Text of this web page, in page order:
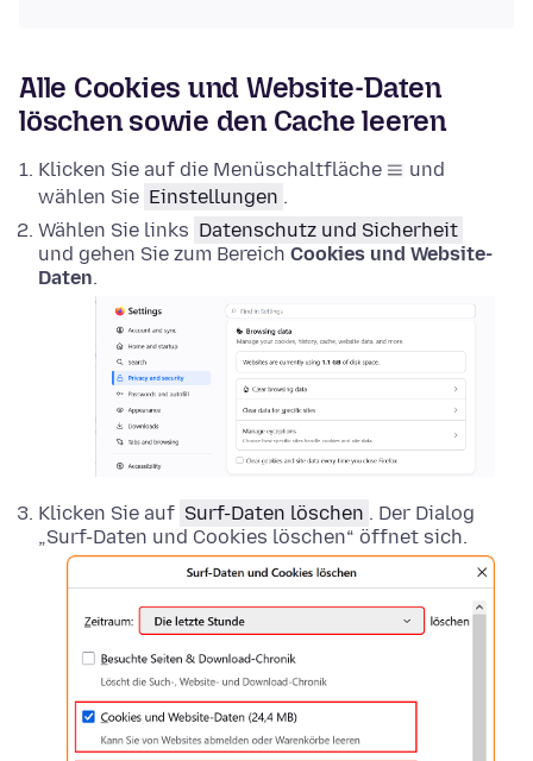
Alle Cookies und Website-Daten
löschen sowie den Cache leeren
Klicken Sie auf die Menüschaltfläche
und
wählen Sie Einstellungen .
Wählen Sie links Datenschutz und Sicherheit
und gehen Sie zum Bereich Cookies und Website-
Daten.
Klicken Sie auf Surf-Daten löschen . Der Dialog
„Surf-Daten und Cookies löschen“ öffnet sich.